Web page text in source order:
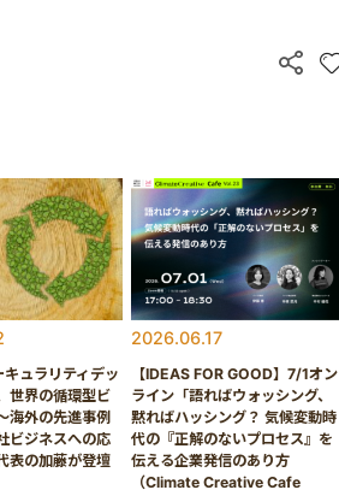
ュラリティデッ
世界の循環型ビ
海外の先進事例
ビジネスへの応
表の加藤が登壇
2026.06.17
【IDEAS FOR GOOD】7/1オン
ライン「語ればウォッシング、
黙ればハッシング？ 気候変動時
代の『正解のないプロセス』を
伝える企業発信のあり方
（Climate Creative Cafe